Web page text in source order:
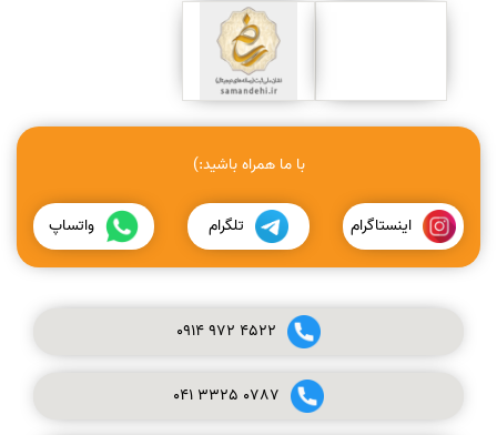
با ما همراه باشید:)
اینستاگرام تلگرام واتساپ
0914972 4522
041 3325 0787